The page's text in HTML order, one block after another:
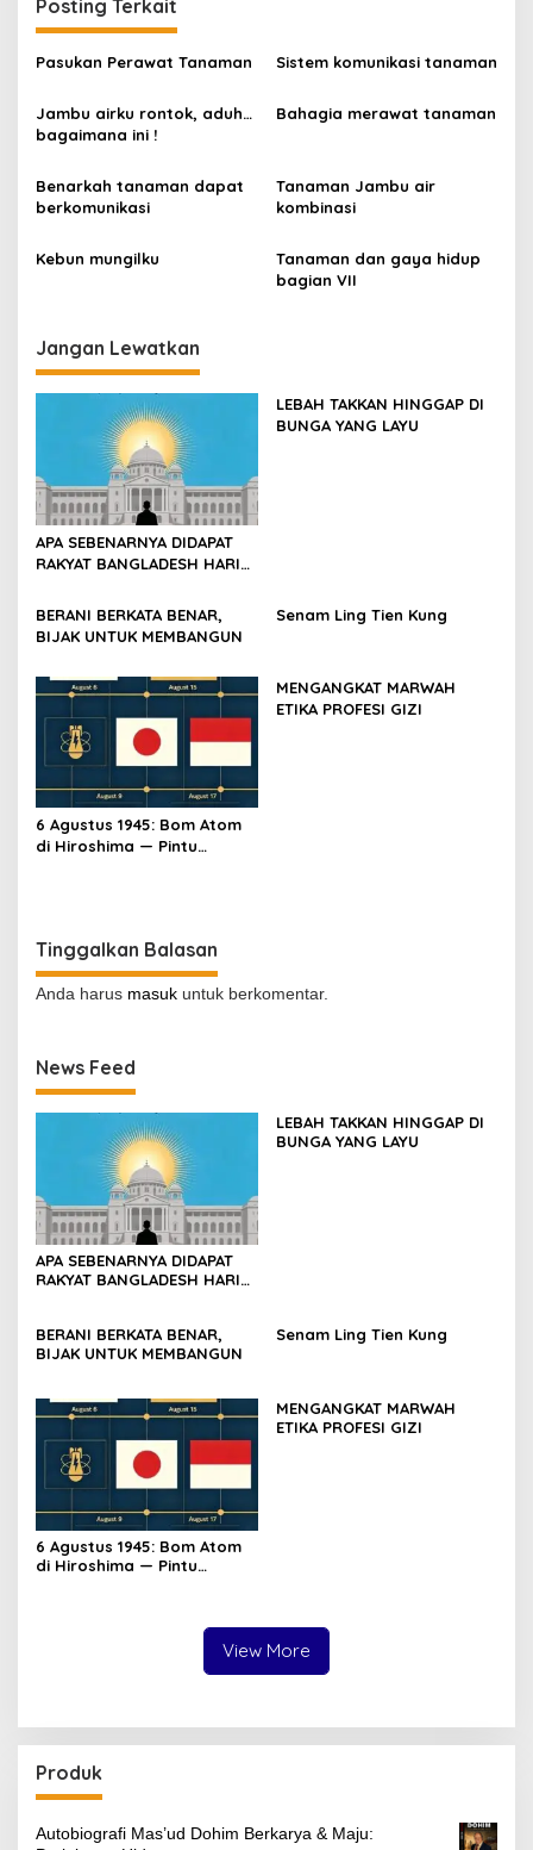
Posting Terkait
Pasukan Perawat Tanaman Sistem komunikasi tanaman
Jambu airku rontok, aduh…
bagaimana ini !
Bahagia merawat tanaman
Benarkah tanaman dapat
berkomunikasi
Tanaman Jambu air
kombinasi
Kebun mungilku
Tanaman dan gaya hidup
bagian VII
Jangan Lewatkan
APA SEBENARNYA DIDAPAT
RAKYAT BANGLADESH HARI
LEBAH TAKKAN HINGGAP DI
BUNGA YANG LAYU
BERANI BERKATA BENAR,
BIJAK UNTUK MEMBANGUN
Senam Ling Tien Kung
6 Agustus 1945: Bom Atom
di Hiroshima — Pintu
MENGANGKAT MARWAH
ETIKA PROFESI GIZI
Tinggalkan Balasan
Anda harus masuk untuk berkomentar.
News Feed
APA SEBENARNYA DIDAPAT
RAKYAT BANGLADESH HARI
LEBAH TAKKAN HINGGAP DI
BUNGA YANG LAYU
BERANI BERKATA BENAR,
BIJAK UNTUK MEMBANGUN
Senam Ling Tien Kung
6 Agustus 1945: Bom Atom
di Hiroshima — Pintu
MENGANGKAT MARWAH
ETIKA PROFESI GIZI
View More
Produk
Autobiografi Mas’ud Dohim Berkarya & Maju: